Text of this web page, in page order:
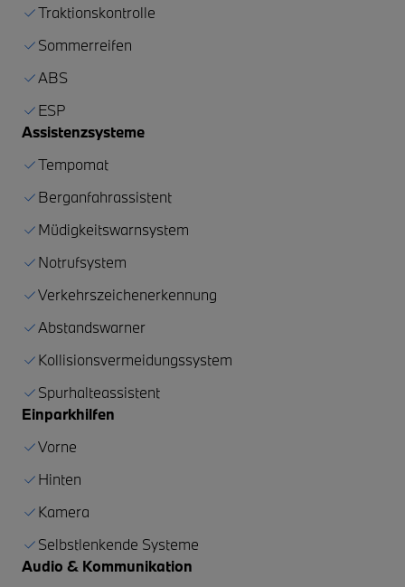
Traktionskontrolle
Sommerreifen
ABS
ESP
Assistenzsysteme
Tempomat
Berganfahrassistent
Müdigkeitswarnsystem
Notrufsystem
Verkehrszeichenerkennung
Abstandswarner
Kollisionsvermeidungssystem
Spurhalteassistent
Einparkhilfen
Vorne
Hinten
Kamera
Selbstlenkende Systeme
Audio & Kommunikation